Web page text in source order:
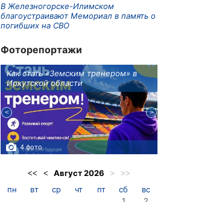
В Железногорске-Илимском
благоустраивают Мемориал в память о
погибших на СВО
Фоторепортажи
Как стать «Земским тренером» в
Иркутской области
4 фото
<< < Август2026 > >>
пн вт ср чт пт сб
вс